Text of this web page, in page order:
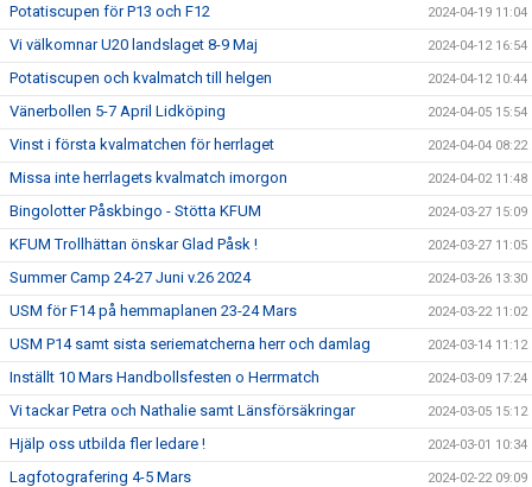
Potatiscupen för P13 och F12 2024-04-19 11:04
Vi välkomnar U20 landslaget 8-9 Maj 2024-04-12 16:54
Potatiscupen och kvalmatch till helgen 2024-04-12 10:44
Vänerbollen 5-7 April Lidköping 2024-04-05 15:54
Vinst i första kvalmatchen för herrlaget 2024-04-04 08:22
Missa inte herrlagets kvalmatch imorgon 2024-04-02 11:48
Bingolotter Påskbingo - Stötta KFUM 2024-03-27 15:09
KFUM Trollhättan önskar Glad Påsk ! 2024-03-27 11:05
Summer Camp 24-27 Juni v.26 2024 2024-03-26 13:30
USM för F14 på hemmaplanen 23-24 Mars 2024-03-22 11:02
USM P14 samt sista seriematcherna herr och damlag 2024-03-14 11:12
Inställt 10 Mars Handbollsfesten o Herrmatch 2024-03-09 17:24
Vi tackar Petra och Nathalie samt Länsförsäkringar 2024-03-05 15:12
Hjälp oss utbilda fler ledare ! 2024-03-01 10:34
Lagfotografering 4-5 Mars 2024-02-22 09:09